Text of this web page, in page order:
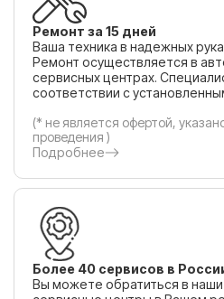
Ремонт за 15 дней
Ваша техника в надежных
Ремонт осуществляется в
сервисных центрах.
соответствии с
(* не является офертой,
проведения )
Подробнее
Более 40 сервисов в
Вы можете обратиться в